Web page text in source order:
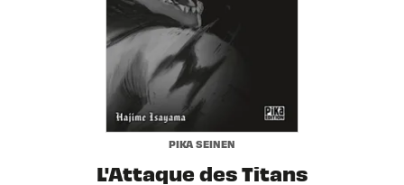
PIKA SEINEN
L'Attaque des Titans